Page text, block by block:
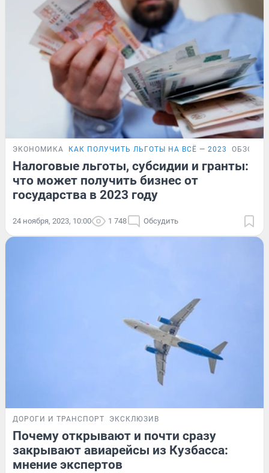
ЭКОНОМИКА КАК ПОЛУЧИТЬ ЛЬГОТЫ НА ВСЁ — 2023 ОБЗОР
Налоговые льготы, субсидии и гранты:
что может получить бизнес от
государства в 2023 году
24 ноября, 2023, 10:00 1 748 Обсудить
ДОРОГИ И ТРАНСПОРТ ЭКСКЛЮЗИВ
Почему открывают и почти сразу
закрывают авиарейсы из Кузбасса:
мнение экспертов